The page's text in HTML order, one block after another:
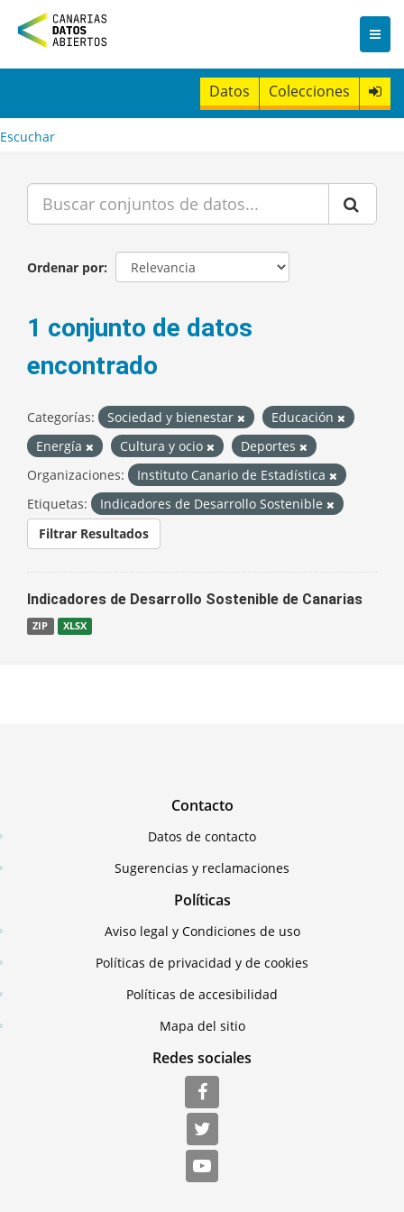
n
t
Datos Colecciones
Escuchar
Ordenar por
1 conjunto de datos
encontrado
Categorías: Sociedad y bienestar
Educación
Energía
Cultura y ocio
Deportes
Organizaciones:
Instituto Canario de Estadística
Etiquetas:
Indicadores de Desarrollo Sostenible
Filtrar Resultados
Indicadores de Desarrollo Sostenible de Canarias
ZIP XLSX
Contacto
Datos de contacto
Sugerencias y reclamaciones
Políticas
Aviso legal y Condiciones de uso
Políticas de privacidad y de cookies
Políticas de accesibilidad
Mapa del sitio
Redes sociales